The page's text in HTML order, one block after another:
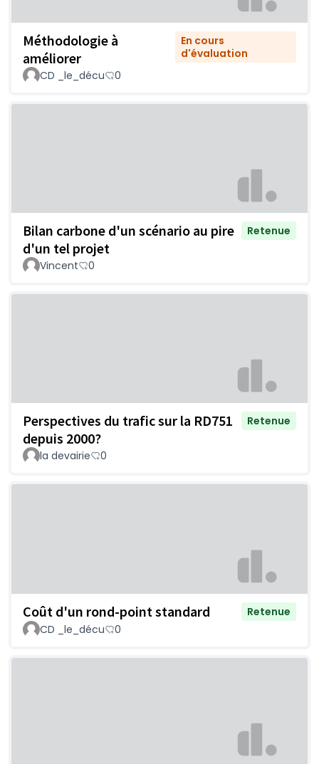
Méthodologie à
améliorer
En cours
d'évaluation
CD _le_décu
0
Bilan carbone d'un scénario au pire
d'un tel projet
Retenue
Vincent 0
Perspectives du trafic sur la RD751
depuis 2000?
Retenue
la devairie 0
Coût d'un rond-point standard
Retenue
CD _le_décu
0